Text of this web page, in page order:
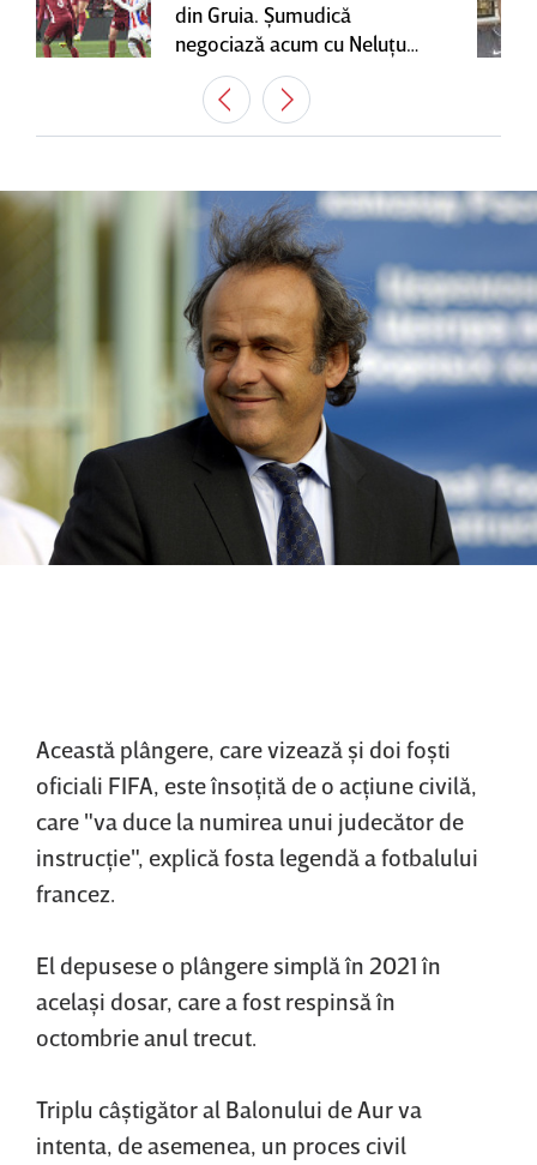
din Gruia. Şumudică
negociază acum cu Neluţu
Varga, care mai are o
variantă pentru banca tehnică
| EXCLUSIV
Această plângere, care vizează şi doi foşti
oficiali FIFA, este însoţită de o acţiune civilă,
care "va duce la numirea unui judecător de
instrucţie", explică fosta legendă a fotbalului
francez.
El depusese o plângere simplă în 2021 în
acelaşi dosar, care a fost respinsă în
octombrie anul trecut.
Triplu câştigător al Balonului de Aur va
intenta, de asemenea, un proces civil